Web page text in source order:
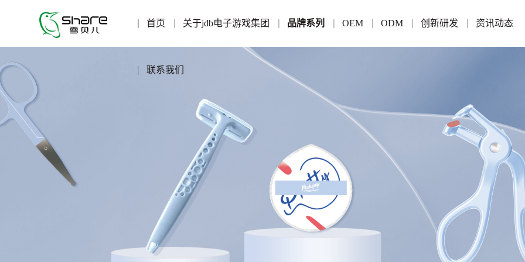
首页 关于jdb电子游戏集团 品牌系列 OEM ODM 创新研发 资讯动态
联系我们